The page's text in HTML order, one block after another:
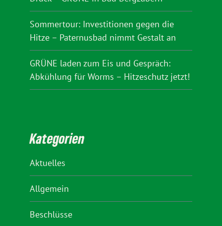
Sommertour: Investitionen gegen die
Hitze – Paternusbad nimmt Gestalt an
GRÜNE laden zum Eis und Gespräch:
Abkühlung für Worms – Hitzeschutz jetzt!
Kategorien
Aktuelles
Allgemein
Beschlüsse